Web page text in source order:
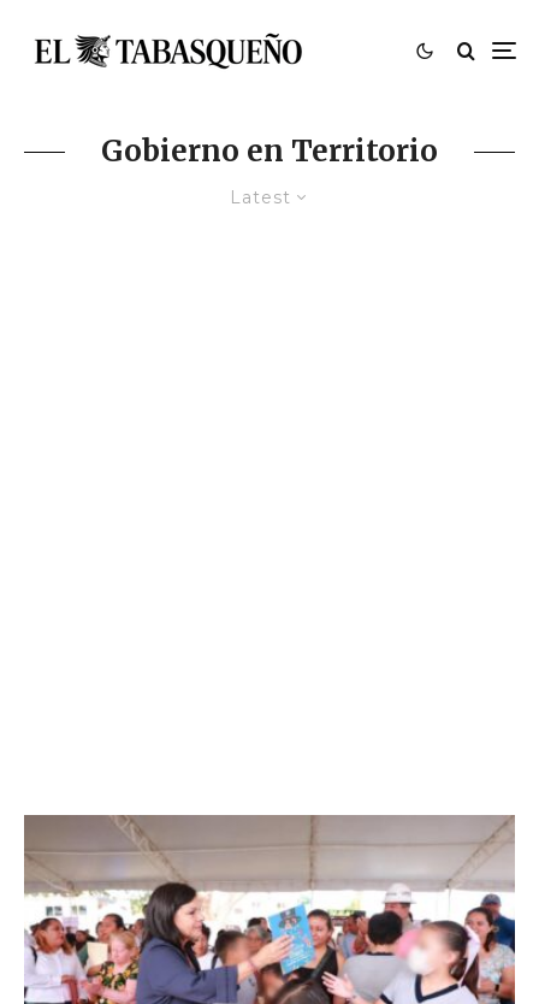
Gobierno en Territorio
Latest